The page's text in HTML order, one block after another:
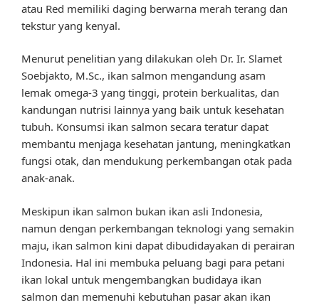
atau Red memiliki daging berwarna merah terang dan
tekstur yang kenyal.
Menurut penelitian yang dilakukan oleh Dr. Ir. Slamet
Soebjakto, M.Sc., ikan salmon mengandung asam
lemak omega-3 yang tinggi, protein berkualitas, dan
kandungan nutrisi lainnya yang baik untuk kesehatan
tubuh. Konsumsi ikan salmon secara teratur dapat
membantu menjaga kesehatan jantung, meningkatkan
fungsi otak, dan mendukung perkembangan otak pada
anak-anak.
Meskipun ikan salmon bukan ikan asli Indonesia,
namun dengan perkembangan teknologi yang semakin
maju, ikan salmon kini dapat dibudidayakan di perairan
Indonesia. Hal ini membuka peluang bagi para petani
ikan lokal untuk mengembangkan budidaya ikan
salmon dan memenuhi kebutuhan pasar akan ikan